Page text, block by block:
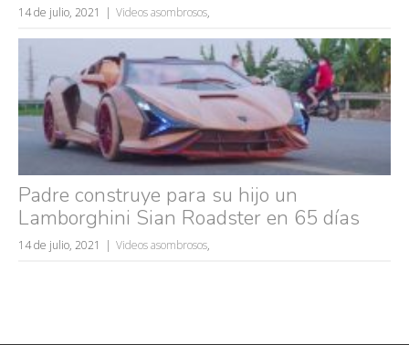
14 de julio, 2021 Videos asombrosos,
Padre construye para su hijo un
Lamborghini Sian Roadster en 65 días
14 de julio, 2021 Videos asombrosos,